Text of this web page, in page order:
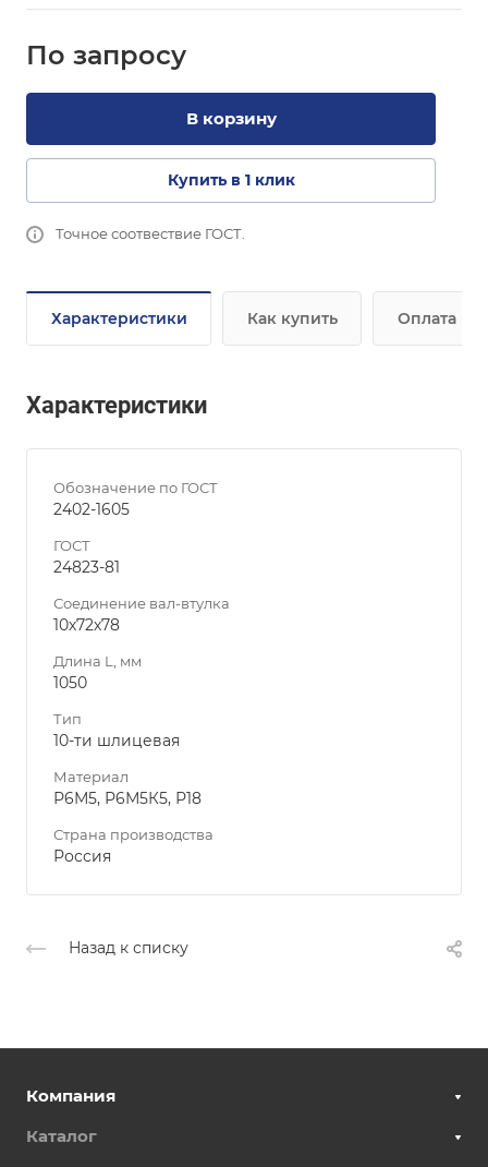
По запросу
В корзину
Купить в 1 клик
Точное соотвествие ГОСТ.
Характеристики Как купить Оплата
Характеристики
Обозначение по ГОСТ
2402-1605
ГОСТ
24823-81
Соединение вал-втулка
10х72х78
Длина L, мм
1050
Тип
10-ти шлицевая
Материал
Р6М5, Р6М5К5, Р18
Страна производства
Россия
Назад к списку
Компания
Каталог